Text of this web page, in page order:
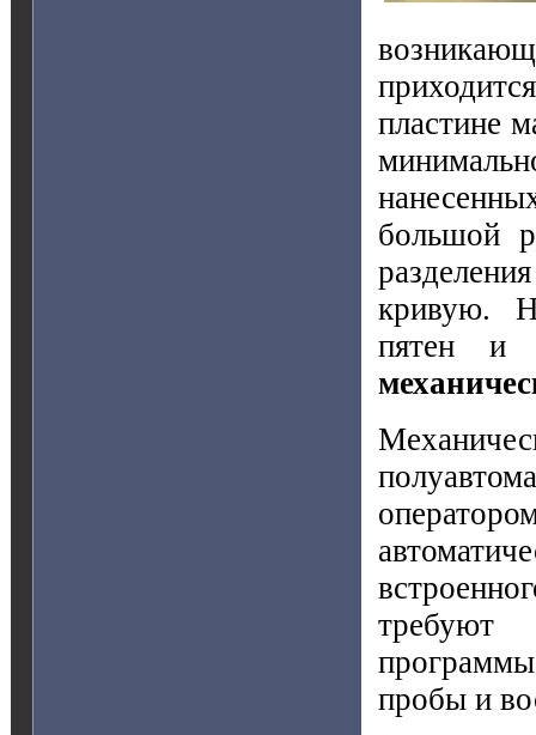
пластине
большой
кривую.
пятен и
требуют
пробы и